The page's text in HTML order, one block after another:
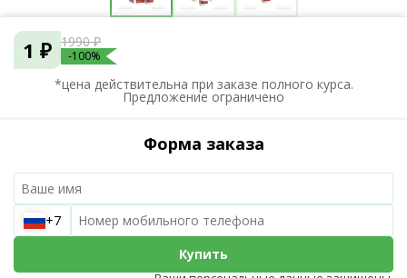
1 ₽ 1990 ₽
-100%
*цена действительна при заказе полного курса.
Предложение ограничено
Форма заказа
+7
Купить